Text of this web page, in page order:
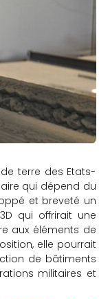
terre des Etats-
qui dépend du
et breveté un
qui offrirait une
aux éléments de
elle pourrait
de bâtiments
militaires et